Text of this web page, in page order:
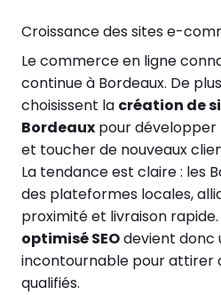
Croissance des sites e-
Le commerce en ligne
continue à Bordeaux. De
choisissent la création de
Bordeaux pour développer
et toucher de nouveaux
La tendance est claire : les
des plateformes locales,
proximité et livraison rapide.
optimisé SEOdevient donc
incontournable pour attirer
qualifiés.